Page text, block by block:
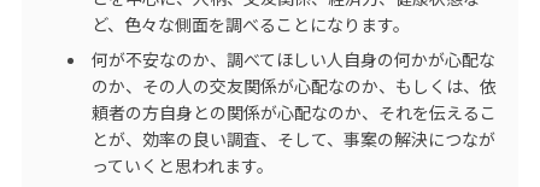
ど、色々な側面を調べることになります。
何が不安なのか、調べてほしい人自身の何かが心配な
のか、その人の交友関係が心配なのか、もしくは、依
頼者の方自身との関係が心配なのか、それを伝えるこ
とが、効率の良い調査、そして、事案の解決につなが
っていくと思われます。